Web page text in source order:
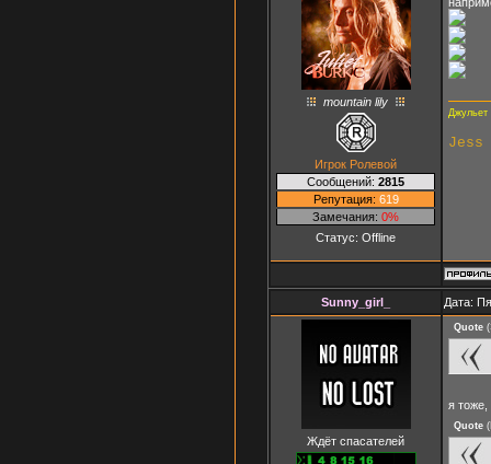
mountain lily
Игрок Ролевой
Сообщений: 2815
Репутация: 619
Замечания: 0%
Статус: Offline
Sunny_girl_ Дата:
Ждёт спасателей
Quote (
я
Quote (